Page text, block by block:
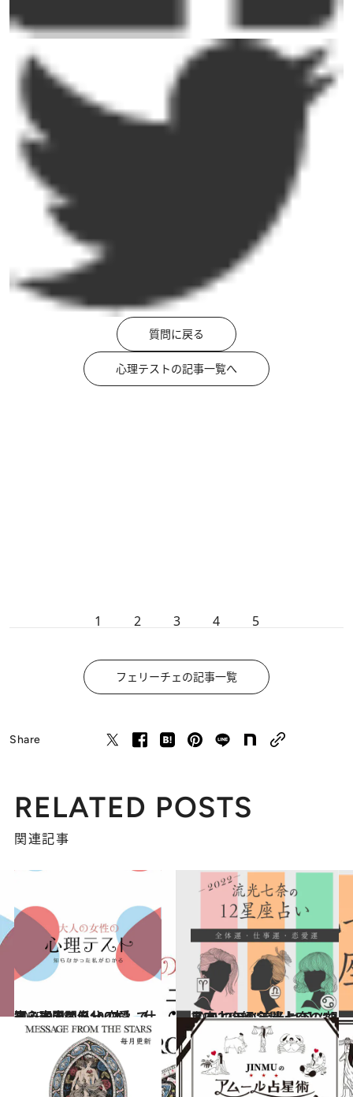
質問に戻る
心理テストの記事一覧へ
1 2 3 4 5
フェリーチェの記事一覧
Share
RELATED POSTS
関連記事
2025.9.28
【心理テスト100本】で知る本当の自分 恋愛、仕事、人間関係…
占い 2021.12.15
【2022年の年間占い】“視える占い師”流光七奈の12星座占い
占い